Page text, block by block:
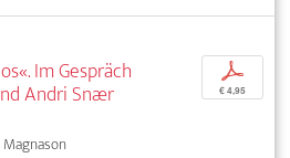
Im Gespräch
Andri Snær
p
€ 4,95